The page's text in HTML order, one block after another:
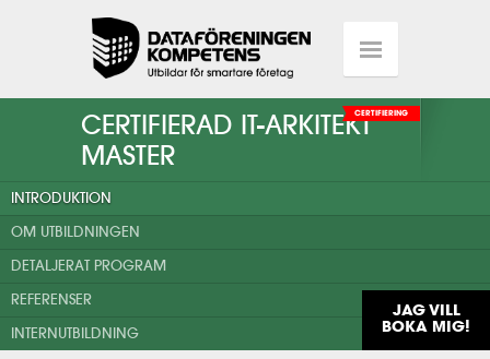
CERTIFIERAD IT-ARKITEKT
MASTER
CERTIFIERING
INTRODUKTION
OM UTBILDNINGEN
DETALJERAT PROGRAM
REFERENSER
INTERNUTBILDNING
JAG VILL
BOKA MIG!